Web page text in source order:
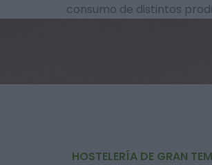
consumo de distintos
HOSTELERÍA DE GRAN